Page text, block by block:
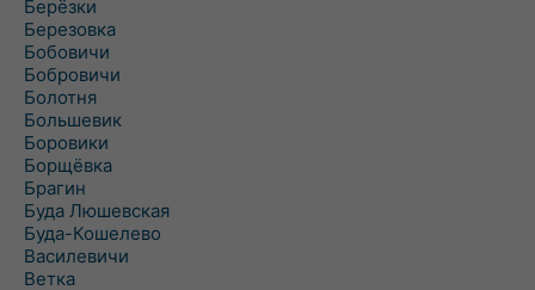
Берёзки
Березовка
Бобовичи
Бобровичи
Болотня
Большевик
Боровики
Борщёвка
Брагин
Буда Люшевская
Буда-Кошелево
Василевичи
Ветка